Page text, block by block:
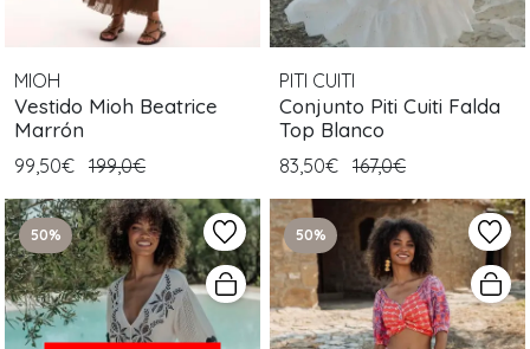
MIOH
Vestido Mioh Beatrice
Marrón
99,50€ 199,0€
PITI CUITI
Conjunto Piti Cuiti Falda
Top Blanco
83,50€ 167,0€
50% 50%